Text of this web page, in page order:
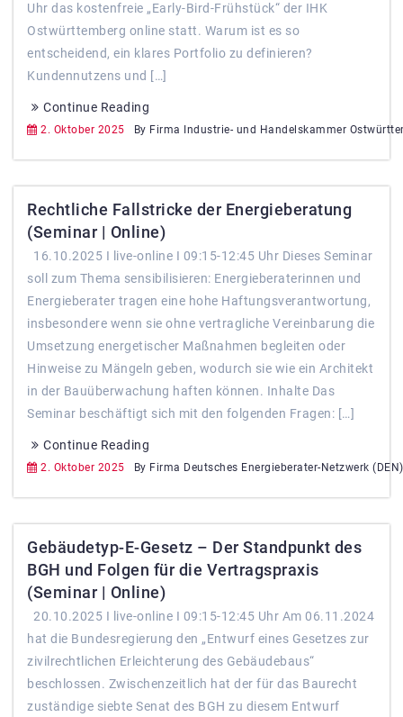
Uhr das kostenfreie „Early-Bird-Frühstück“ der IHK
Ostwürttemberg online statt. Warum ist es so
entscheidend, ein klares Portfolio zu definieren?
Kundennutzens und […]
Continue Reading
2. Oktober 2025 By Firma Industrie- und Handelskammer
Rechtliche Fallstricke der Energieberatung
(Seminar | Online)
16.10.2025 I live-online I 09:15-12:45 Uhr Dieses Seminar
soll zum Thema sensibilisieren: Energieberaterinnen und
Energieberater tragen eine hohe Haftungsverantwortung,
insbesondere wenn sie ohne vertragliche Vereinbarung die
Umsetzung energetischer Maßnahmen begleiten oder
Hinweise zu Mängeln geben, wodurch sie wie ein Architekt
in der Bauüberwachung haften können. Inhalte Das
Seminar beschäftigt sich mit den folgenden Fragen: […]
Continue Reading
2. Oktober 2025 By Firma Deutsches Energieberater-Netzwerk (DEN)
Gebäudetyp-E-Gesetz – Der Standpunkt des
BGH und Folgen für die Vertragspraxis
(Seminar | Online)
20.10.2025 I live-online I 09:15-12:45 Uhr Am 06.11.2024
hat die Bundesregierung den „Entwurf eines Gesetzes zur
zivilrechtlichen Erleichterung des Gebäudebaus“
beschlossen. Zwischenzeitlich hat der für das Baurecht
zuständige siebte Senat des BGH zu diesem Entwurf